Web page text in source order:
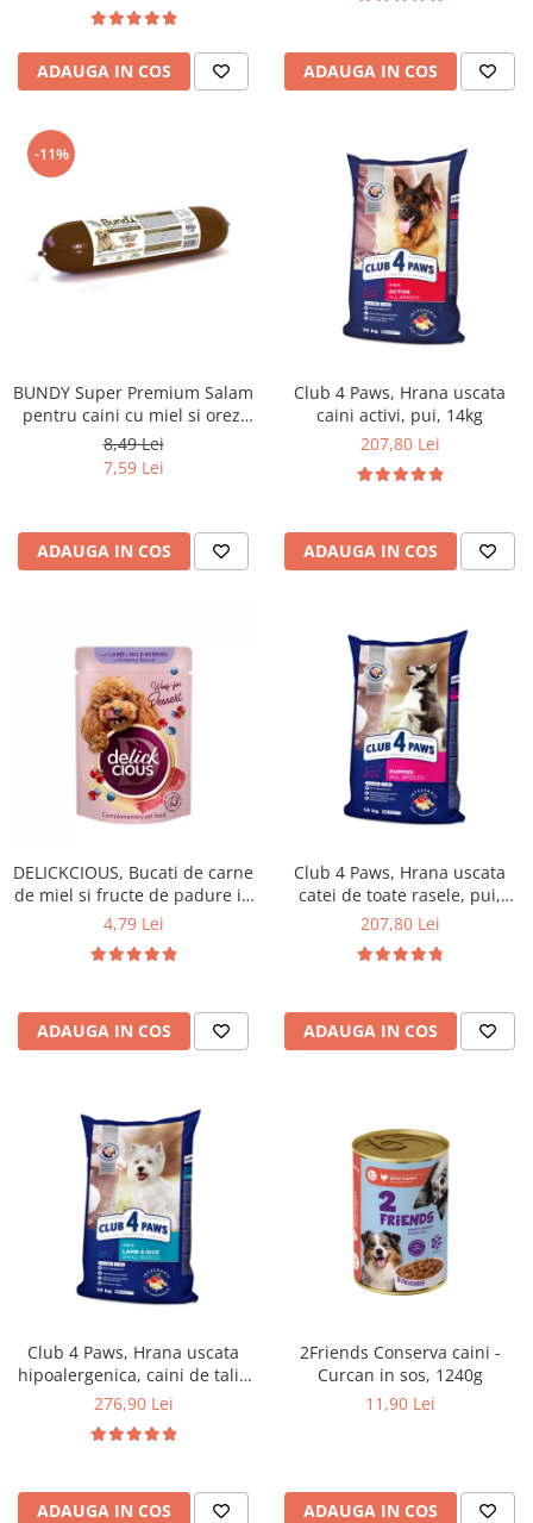
ADAUGA IN COS ADAUGA IN COS
-11%
BUNDY Super Premium Salam
pentru caini cu miel si orez,
800g
8,49 Lei
7,59 Lei
ADAUGA IN COS
Club 4 Paws, Hrana uscata
caini activi, pui, 14kg
207,80 Lei
ADAUGA IN COS
DELICKCIOUS, Bucati de carne
de miel si fructe de padure in
sos cremos, pentru caini, 80g
4,79 Lei
ADAUGA IN COS
Club 4 Paws, Hrana uscata
catei de toate rasele, pui,
14kg
207,80 Lei
ADAUGA IN COS
Club 4 Paws, Hrana uscata
hipoalergenica, caini de talie
mica, miel si orez, 14kg
276,90 Lei
ADAUGA IN COS
2Friends Conserva caini -
Curcan in sos, 1240g
11,90 Lei
ADAUGA IN COS